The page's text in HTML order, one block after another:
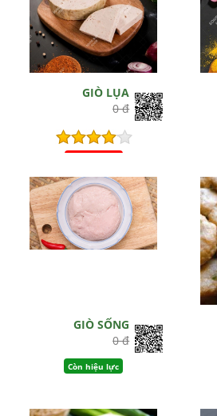
GIÒ LỤA
0 đ
GIÒ SỐNG
0 đ
Còn hiệu lực